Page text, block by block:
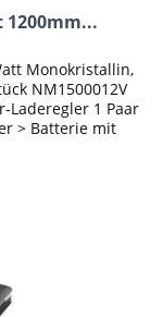
1200mm...
Monokristallin,
NM1500012V
Laderegler 1 Paar
> Batterie mit